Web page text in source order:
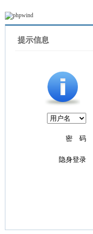
提示信息
密 码
隐身登录